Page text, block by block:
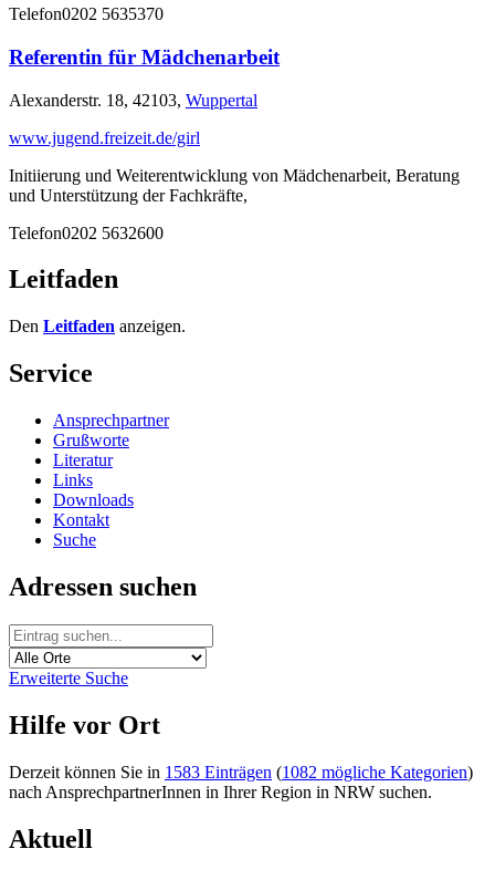
Telefon0202 5635370
Referentin für Mädchenarbeit
Alexanderstr. 18, 42103, Wuppertal
www.jugend.freizeit.de/girl
Initiierung und Weiterentwicklung von Mädchenarbeit, Beratung
und Unterstützung der Fachkräfte,
Telefon0202 5632600
Leitfaden
Den Leitfaden anzeigen.
Service
Ansprechpartner
Grußworte
Literatur
Links
Downloads
Kontakt
Suche
Adressen suchen
Erweiterte Suche
Hilfe vor Ort
Derzeit können Sie in 1583 Einträgen (1082 mögliche Kategorien)
nach AnsprechpartnerInnen in Ihrer Region in NRW suchen.
Aktuell